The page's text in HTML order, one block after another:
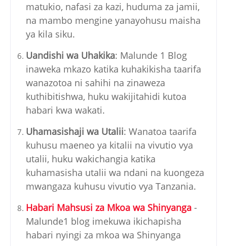
matukio, nafasi za kazi, huduma za jamii,
na mambo mengine yanayohusu maisha
ya kila siku.
Uandishi wa Uhakika: Malunde 1 Blog
inaweka mkazo katika kuhakikisha taarifa
wanazotoa ni sahihi na zinaweza
kuthibitishwa, huku wakijitahidi kutoa
habari kwa wakati.
Uhamasishaji wa Utalii: Wanatoa taarifa
kuhusu maeneo ya kitalii na vivutio vya
utalii, huku wakichangia katika
kuhamasisha utalii wa ndani na kuongeza
mwangaza kuhusu vivutio vya Tanzania.
Habari Mahsusi za Mkoa wa Shinyanga -
Malunde1 blog imekuwa ikichapisha
habari nyingi za mkoa wa Shinyanga